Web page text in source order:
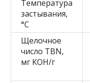
Температура
застывания,
°C
Щелочное
число TBN,
мг KOH/г